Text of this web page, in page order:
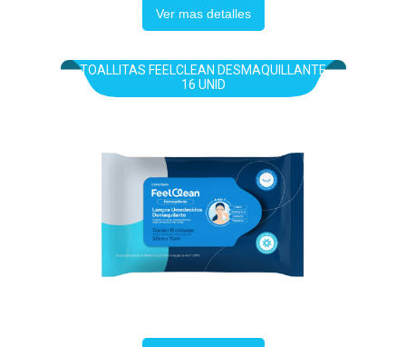
Ver mas detalles
TOALLITAS FEELCLEAN DESMAQUILLANTE
16 UNID